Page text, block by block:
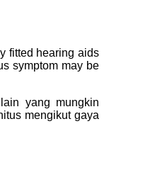
fitted hearing aids
symptom may be
yang mungkin
mengikut gaya